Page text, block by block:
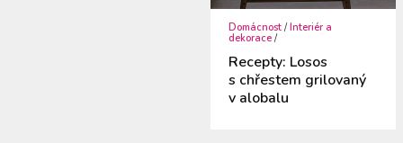
Domácnost /Interiér a
dekorace /
Recepty: Losos
s chřestem grilovaný
v alobalu